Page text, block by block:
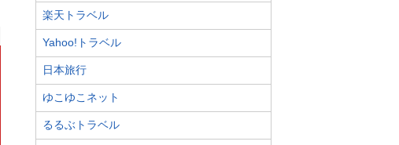
楽天トラベル
Yahoo!トラベル
日本旅行
ゆこゆこネット
るるぶトラベル